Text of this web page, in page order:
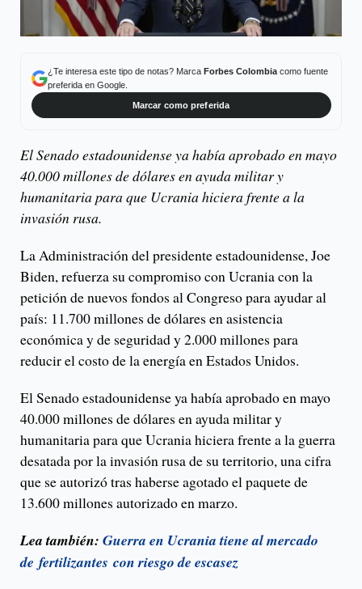
¿Te interesa este tipo de notas? Marca Forbes Colombiacomo fuente
preferida en Google.
Marcar como preferida
El Senado estadounidense ya había aprobado en mayo
40.000 millones de dólares en ayuda militar y
humanitaria para que Ucrania hiciera frente a la
invasión rusa.
La Administración del presidente estadounidense, Joe
Biden, refuerza su compromiso con Ucrania con la
petición de nuevos fondos al Congreso para ayudar al
país: 11.700 millones de dólares en asistencia
económica y de seguridad y 2.000 millones para
reducir el costo de la energía en Estados Unidos.
El Senado estadounidense ya había aprobado en mayo
40.000 millones de dólares en ayuda militar y
humanitaria para que Ucrania hiciera frente a la guerra
desatada por la invasión rusa de su territorio, una cifra
que se autorizó tras haberse agotado el paquete de
13.600 millones autorizado en marzo.
Lea también: Guerra en Ucrania tiene al mercado
de fertilizantes con riesgo de escasez